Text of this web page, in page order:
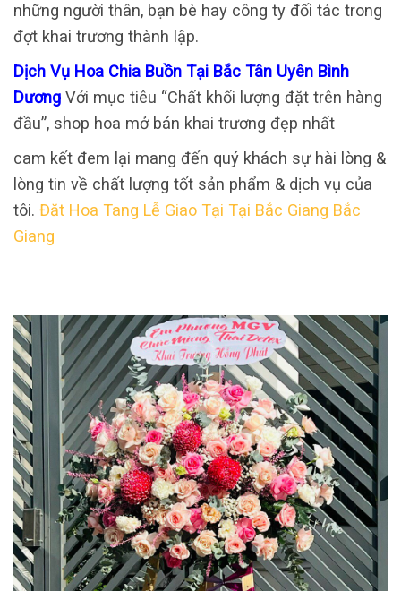
những người thân, bạn bè hay công ty đối tác trong
đợt khai trương thành lập.
Dịch Vụ Hoa Chia Buồn Tại Bắc Tân Uyên Bình
Dương Với mục tiêu “Chất khối lượng đặt trên hàng
đầu”, shop hoa mở bán khai trương đẹp nhất
cam kết đem lại mang đến quý khách sự hài lòng &
lòng tin về chất lượng tốt sản phẩm & dịch vụ của
tôi. Đăt Hoa Tang Lễ Giao Tại Tại Bắc Giang Bắc
Giang